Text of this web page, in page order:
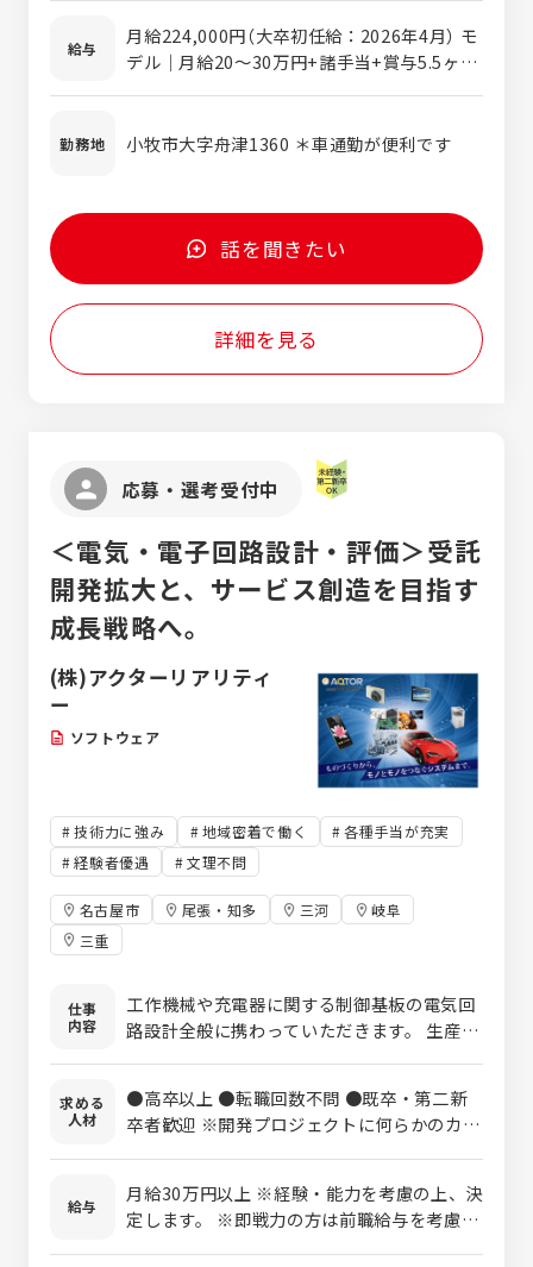
が来ることもなく、日々スキルアップできる
環境です。
給与
月給224,000円（大卒初任給：2026年4月） モ
デル｜月給20～30万円+諸手当+賞与5.5ヶ月
＊交通費別途支給します（上限50,000円） ＊
勤務地 小牧市大字舟津1360 ＊車通勤が便利です
話を聞きたい
詳細を見る
応募・選考受付中
＜電気・電子回路設計・評価＞受託
開発拡大と、サービス創造を目指す
成長戦略へ。
(株)アクターリアリティ
ー
ソフトウェア
技術力に強み 地域密着で働く
各種手当が充実
経験者優遇
文理不問
名古屋市 尾張・知多 三河
岐阜
三重
仕事
内容
工作機械や充電器に関する制御基板の電気回
路設計全般に携わっていただきます。 生産設
から、あなたの適性や能力、ご希望を考慮し
て決定いたします。 【案件例】 ■SbW（ステア
バイワイヤ）の制御・回路設計および評価 ■
電動工作機械の電気回路設計変更・評価 ■各
種工業機械基盤の回路設計変更・評価 ■変位
求める
人材
●高卒以上 ●転職回数不問 ●既卒・第二新
卒者歓迎 ※開発プロジェクトに何らかのカタ
給与
月給30万円以上 ※経験・能力を考慮の上、決
定します。 ※即戦力の方は前職給与を考慮の